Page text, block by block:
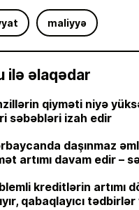
maliyyə
ilə əlaqədar
qiyməti niyə
səbəbləri izah edir
daşınmaz
artımı davam edir –
kreditlərin artımı
qabaqlayıcı